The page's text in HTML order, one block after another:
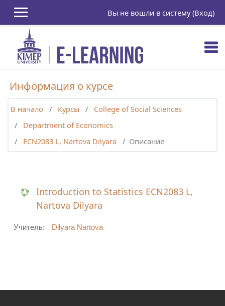
Вы не вошли в систему (Вход)
Информация о курсе
В начало Курсы
College of Social Sciences
Department of Economics
ECN2083 L, Nartova Dilyara
Описание
Introduction to Statistics ECN2083 L,
Nartova Dilyara
Учитель: Dilyara Nartova